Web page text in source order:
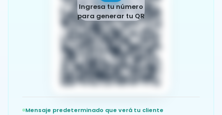
Ingresa tu número
para generar tu QR
Mensaje predeterminado que verá tu cliente